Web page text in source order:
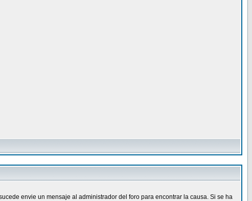
envie un mensaje al administrador del foro para encontrar la causa. Si se ha